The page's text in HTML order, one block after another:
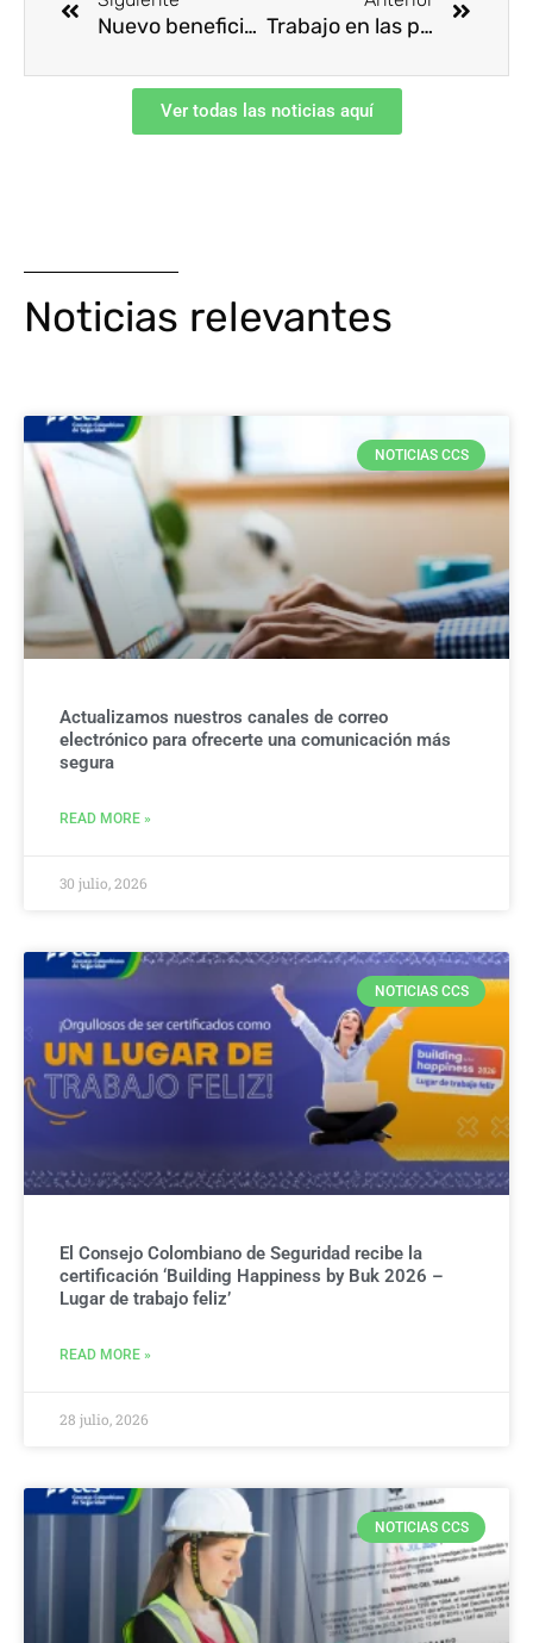
Nuevo beneficio de acompañamiento técnico Trabajo en las plataformas: ¿Cuáles son los riesgos para la salud y la seguridad en el trabajo y cómo abordarlos?
Ver todas las noticias aquí
Noticias relevantes
NOTICIAS CCS
Actualizamos nuestros canales de correo
electrónico para ofrecerte una comunicación más
segura
READ MORE »
30 julio, 2026
NOTICIAS CCS
El Consejo Colombiano de Seguridad recibe la
certificación ‘Building Happiness by Buk 2026 –
Lugar de trabajo feliz’
READ MORE »
28 julio, 2026
NOTICIAS CCS